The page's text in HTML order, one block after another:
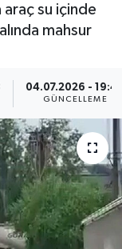
araç su içinde
mahsur
04.07.2026 -
GÜNCELLEME